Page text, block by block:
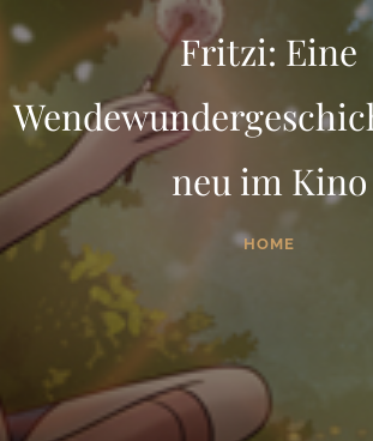
Fritzi: Eine
neu im Kino
HOME